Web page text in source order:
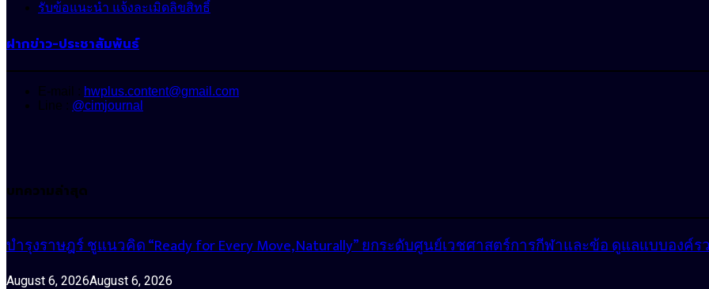
รับข้อแนะนำ แจ้งละเมิดลิขสิทธิ์
ฝากข่าว-ประชาสัมพันธ์
E-mail : hwplus.content@gmail.com
Line : @cimjournal
บทความล่าสุด
บำรุงราษฎร์ ชูแนวคิด “Ready for Every Move, Naturally” ยกระดับศูนย์เวชศาสตร์การกีฬาและข้อ ดูแลแบบองค์ร
August 6, 2026August 6, 2026